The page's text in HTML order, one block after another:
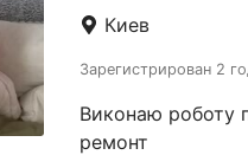
Киев
Зарегистрирован 2
Виконаю роботу
ремонт